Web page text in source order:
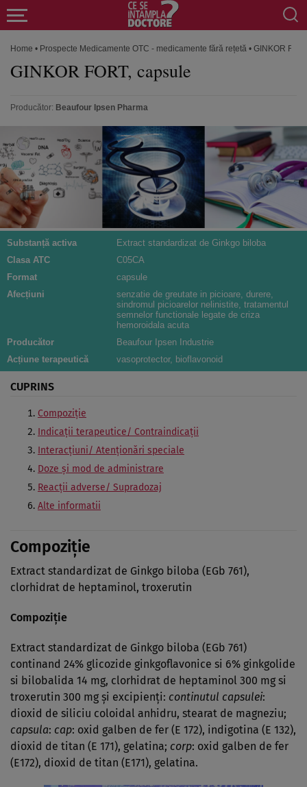
Home • Prospecte Medicamente OTC - medicamente fără rețetă • GINKOR
GINKOR FORT, capsule
Producător: Beaufour Ipsen Pharma
Substanță activa
Extract standardizat de Ginkgo biloba
Clasa ATC
C05CA
Format
capsule
Afecțiuni
senzatie de greutate in picioare, durere,
sindromul picioarelor nelinistite, tratamentul
semnelor functionale legate de criza
hemoroidala acuta
Producător
Beaufour Ipsen Industrie
Acțiune terapeutică
vasoprotector, bioflavonoid
CUPRINS
Compoziţie
Indicaţii terapeutice/ Contraindicaţii
Interacţiuni/ Atenţionări speciale
Doze şi mod de administrare
Reacţii adverse/ Supradozaj
Alte informatii
Compoziţie
Extract standardizat de Ginkgo biloba (EGb 761),
clorhidrat de heptaminol, troxerutin
Compoziţie
Extract standardizat de Ginkgo biloba (EGb 761)
continand 24% glicozide ginkgoflavonice si 6% ginkgolide
si bilobalida 14 mg, clorhidrat de heptaminol 300 mg si
troxerutin 300 mg şi excipienţi: continutul capsulei:
dioxid de siliciu coloidal anhidru, stearat de magneziu;
capsula: cap: oxid galben de fer (E 172), indigotina (E 132),
dioxid de titan (E 171), gelatina; corp: oxid galben de fer
(E172), dioxid de titan (E171), gelatina.